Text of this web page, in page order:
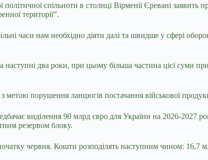
спільноти в столиці Вірменії Єревані заявить
території”.
часи нам необхідно діяти далі та швидше у сфері
два роки, при цьому більша частина цієї суми
порушення ланцюгів постачання військової
виділення 90 млрд євро для України на 2026-2027
резервом блоку.
червня. Кошти розподілять наступним чином: 16,7